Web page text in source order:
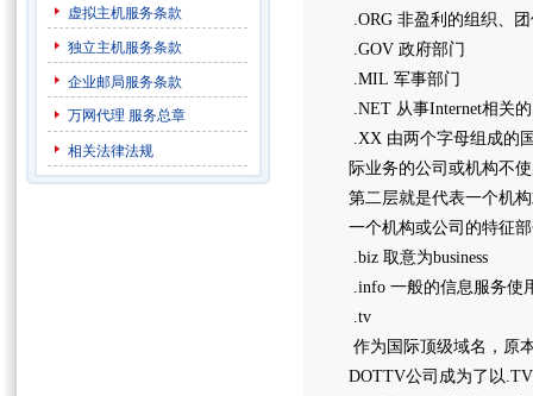
虚拟主机服务条款
独立主机服务条款
企业邮局服务条款
万网代理 服务总章
相关法律法规
.ORG 非盈利的组织、
.GOV 政府部门
.MIL 军事部门
.NET 从事Internet相关
.XX 由两个字母组成的
际业务的公司或机构不
第二层就是代表一个机
一个机构或公司的特征
.biz 取意为business
.info 一般的信息服务使
.tv
作为国际顶级域名，原
DOTTV公司成为了以